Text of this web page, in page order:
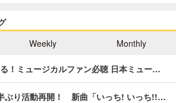
Weekly Monthly
！ミュージカルファン必聴 日本ミュー…
ぶり活動再開！ 新曲「いっち! いっち!!…